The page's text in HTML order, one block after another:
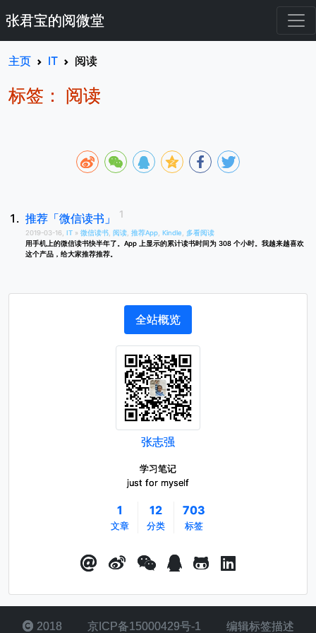
张君宝的阅微堂
主页 IT 阅读
标签： 阅读
推荐「微信读书」
2019-03-16, IT » 微信读书 阅读 推荐App Kindle
多看阅读
用手机上的微信读书快半年了。App 上显示的累计读书时间为 308 个小时。我越来越喜欢
这个产品，给大家推荐推荐。
全站概览
张志强
学习笔记
just for myself
1
文章
12
分类
703
标签
2018 京ICP备15000429号-1 编辑标签描述